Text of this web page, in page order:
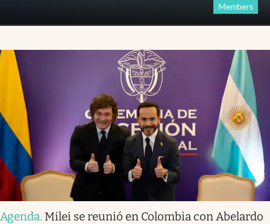
Members
Agenda. Milei se reunió en Colombia con Abelardo